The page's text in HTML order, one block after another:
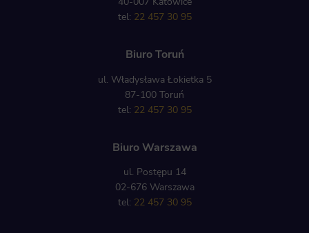
tel: 22 457 30 95
Biuro Toruń
ul. Władysława Łokietka 5
87-100 Toruń
tel: 22 457 30 95
Biuro Warszawa
ul. Postępu 14
02-676 Warszawa
tel: 22 457 30 95